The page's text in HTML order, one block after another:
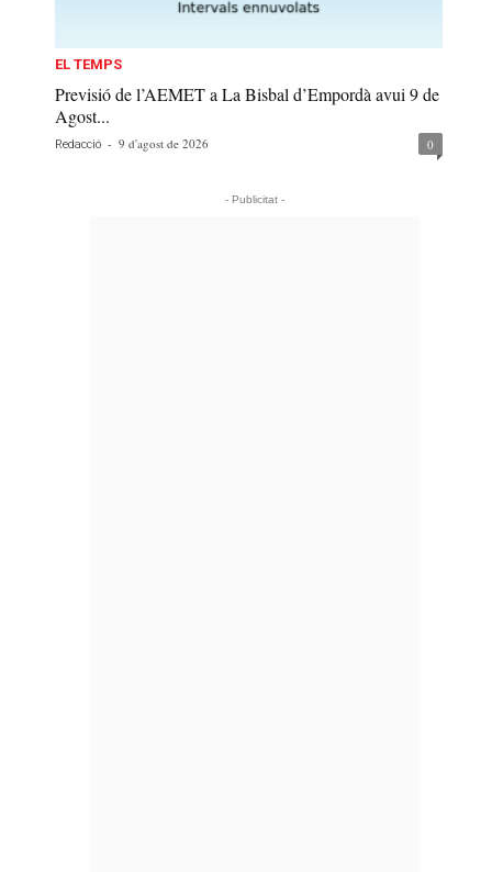
EL TEMPS
Previsió de l’AEMET a La Bisbal d’Empordà avui 9 de
Agost...
Redacció - 9 d'agost de 2026 0
- Publicitat -